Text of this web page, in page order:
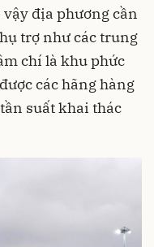
địa phương cần
trợ như các trung
chí là khu phức
các hãng hàng
suất khai thác